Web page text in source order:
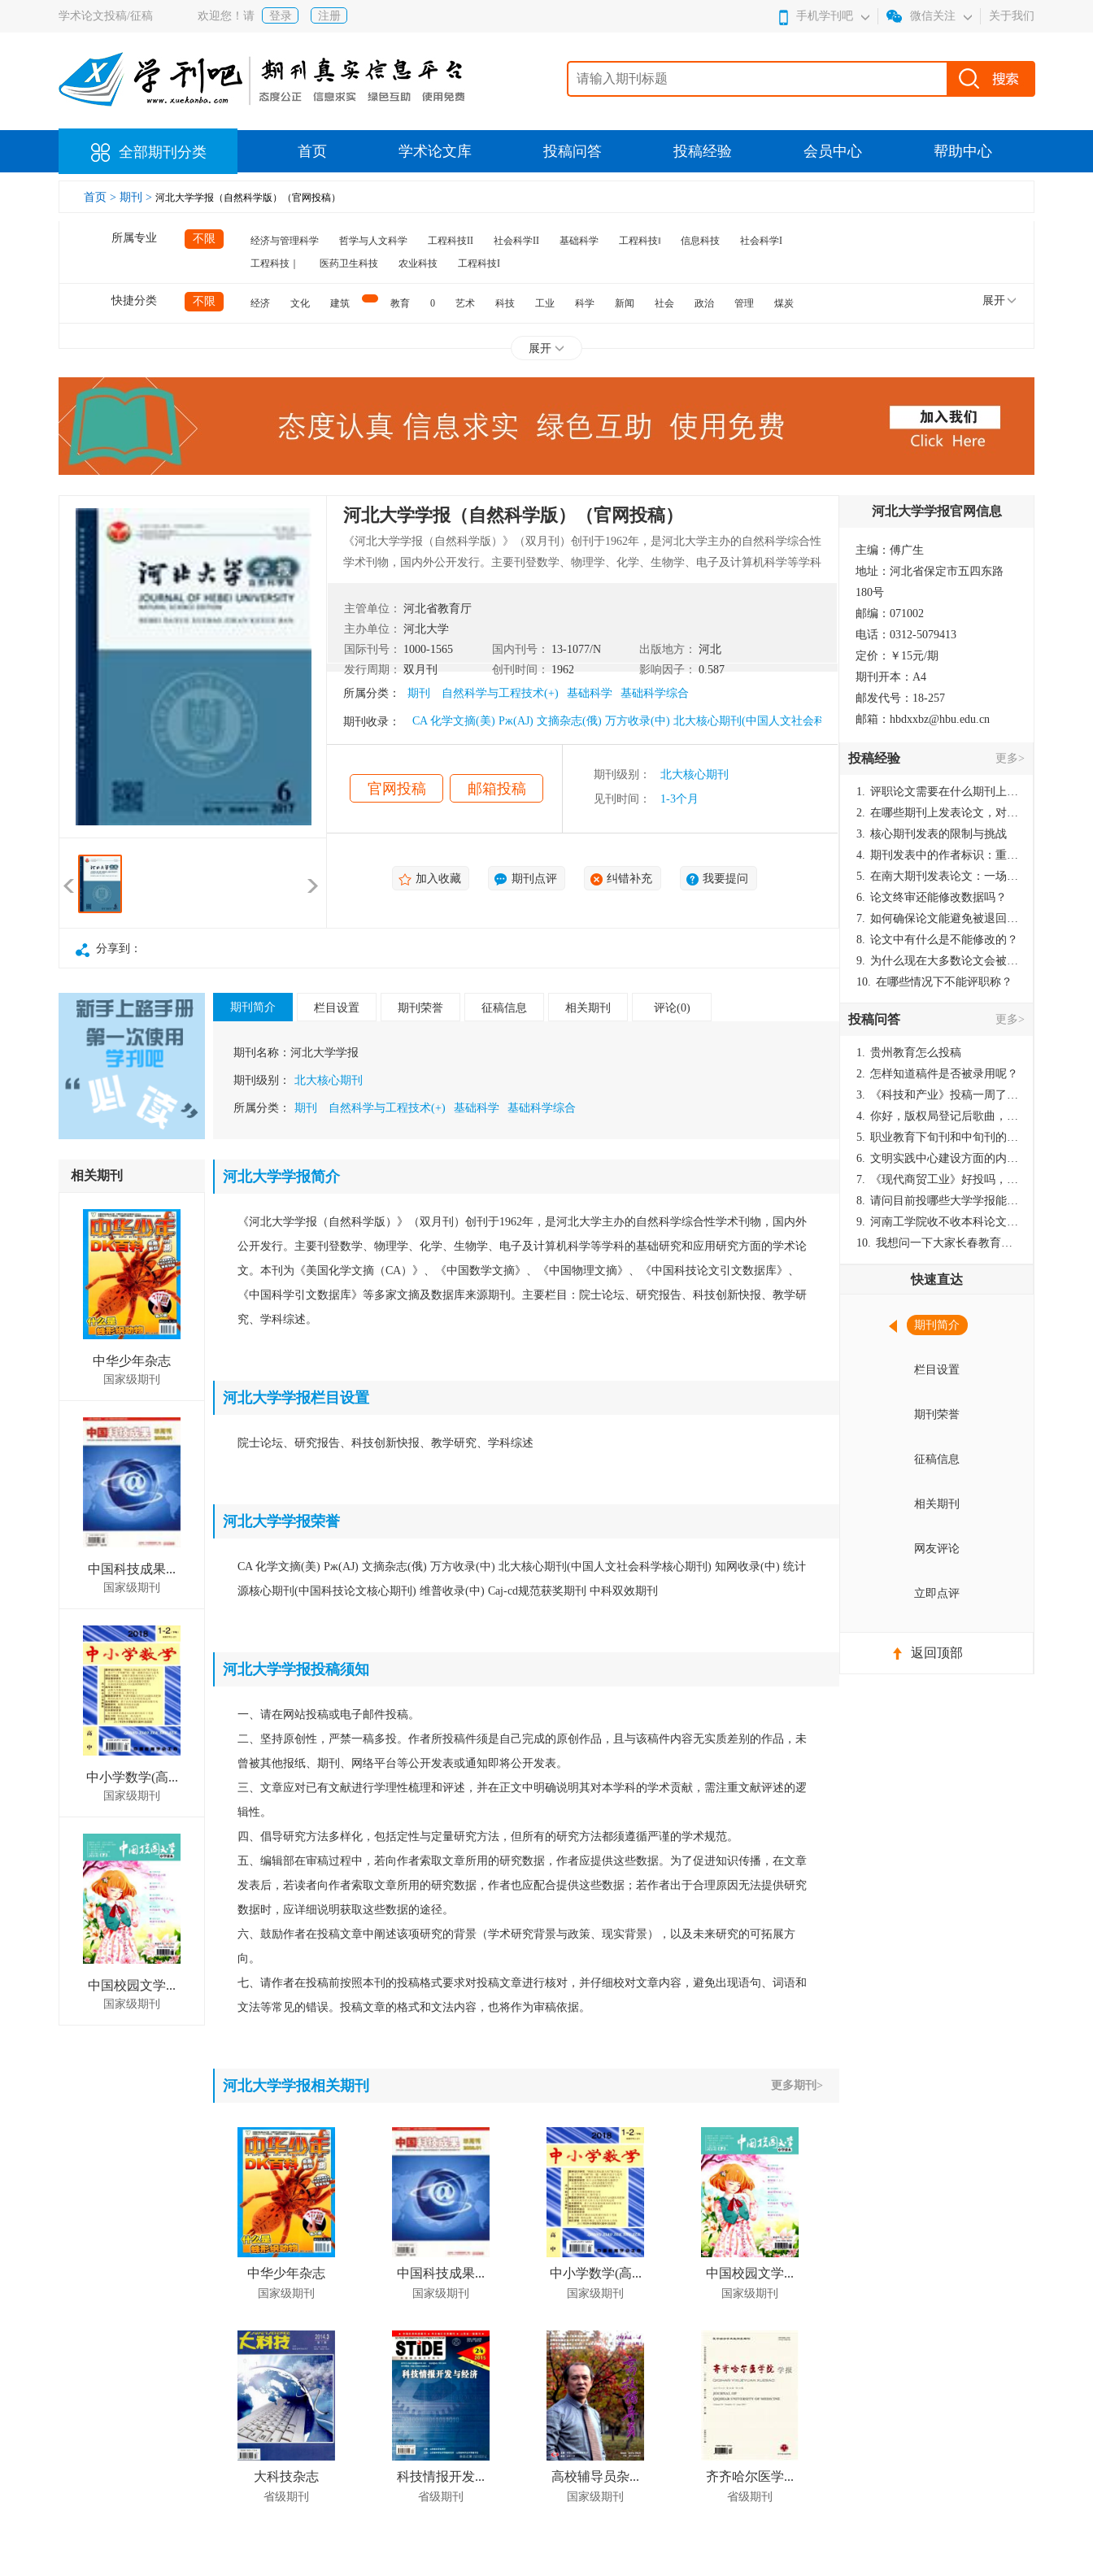
学术论文投稿/征稿 欢迎您！请 登录 注册 手机学刊吧 微信关注 关于我们
全部期刊分类 首页 学术论文库 投稿问答 投稿经验 会员中心 帮助中心
首页 > 期刊 > 河北大学学报（自然科学版）（官网投稿）
所属专业 不限 经济与管理科学 哲学与人文科学 工程科技II 社会科学II 基础科学 工程科技‖ 信息科技
社会科学I
工程科技｜
医药卫生科技 农业科技 工程科技I
快捷分类 不限 经济 文化 建筑 教育 0 艺术 科技 工业 科学 新闻 社会 政治 管理
煤炭
展开
展开
河北大学学报（自然科学版）（官网投稿）
《河北大学学报（自然科学版）》（双月刊）创刊于1962年，是河北大学主办的自然科学综合性
学术刊物，国内外公开发行。主要刊登数学、物理学、化学、生物学、电子及计算机科学等学科
摘》、《中国物理文摘》、《中国科技论文引文数据库》、《中国科学引文数据库》等多家文摘
及数据库来源期刊。主要栏目：院士论坛、研究报告、科技创新快报、教学研究、学科综述。
主管单位： 河北省教育厅
主办单位： 河北大学
国际刊号：
1000-1565 国内刊号： 13-1077/N 出版地方：
河北
发行周期： 双月刊 创刊时间： 1962 影响因子：
0.587
所属分类：
期刊 自然科学与工程技术(+) 基础科学 基础科学综合
期刊收录： CA 化学文摘(美) Pж(AJ) 文摘杂志(俄) 万方收录(中) 北大核心期刊(中国人文社会科学核心期刊) 知网收录(中) 统计源核心期刊(中国科技
官网投稿 邮箱投稿
期刊级别：
北大核心期刊
见刊时间：
1-3个月
加入收藏 期刊点评 纠错补充 我要提问
分享到：
相关期刊
中华少年杂志
国家级期刊
中国科技成果...
国家级期刊
中小学数学(高...
国家级期刊
中国校园文学...
国家级期刊
期刊简介 栏目设置 期刊荣誉 征稿信息 相关期刊 评论(0)
期刊名称： 河北大学学报
期刊级别： 北大核心期刊
所属分类： 期刊 自然科学与工程技术(+) 基础科学 基础科学综合
河北大学学报简介
《河北大学学报（自然科学版）》（双月刊）创刊于1962年，是河北大学主办的自然科学综合性学术刊物，国内外
公开发行。主要刊登数学、物理学、化学、生物学、电子及计算机科学等学科的基础研究和应用研究方面的学术论
文。本刊为《美国化学文摘（CA）》、《中国数学文摘》、《中国物理文摘》、《中国科技论文引文数据库》、
《中国科学引文数据库》等多家文摘及数据库来源期刊。主要栏目：院士论坛、研究报告、科技创新快报、教学研
究、学科综述。
河北大学学报栏目设置
院士论坛、研究报告、科技创新快报、教学研究、学科综述
河北大学学报荣誉
CA 化学文摘(美) Pж(AJ) 文摘杂志(俄) 万方收录(中) 北大核心期刊(中国人文社会科学核心期刊) 知网收录(中) 统计
源核心期刊(中国科技论文核心期刊) 维普收录(中) Caj-cd规范获奖期刊 中科双效期刊
河北大学学报投稿须知
一、请在网站投稿或电子邮件投稿。
二、坚持原创性，严禁一稿多投。作者所投稿件须是自己完成的原创作品，且与该稿件内容无实质差别的作品，未
曾被其他报纸、期刊、网络平台等公开发表或通知即将公开发表。
三、文章应对已有文献进行学理性梳理和评述，并在正文中明确说明其对本学科的学术贡献，需注重文献评述的逻
辑性。
四、倡导研究方法多样化，包括定性与定量研究方法，但所有的研究方法都须遵循严谨的学术规范。
五、编辑部在审稿过程中，若向作者索取文章所用的研究数据，作者应提供这些数据。为了促进知识传播，在文章
发表后，若读者向作者索取文章所用的研究数据，作者也应配合提供这些数据；若作者出于合理原因无法提供研究
数据时，应详细说明获取这些数据的途径。
六、鼓励作者在投稿文章中阐述该项研究的背景（学术研究背景与政策、现实背景），以及未来研究的可拓展方
向。
七、请作者在投稿前按照本刊的投稿格式要求对投稿文章进行核对，并仔细校对文章内容，避免出现语句、词语和
文法等常见的错误。投稿文章的格式和文法内容，也将作为审稿依据。
河北大学学报相关期刊 更多期刊>
中华少年杂志
国家级期刊
中国科技成果...
国家级期刊
中小学数学(高...
国家级期刊
中国校园文学...
国家级期刊
大科技杂志
省级期刊
科技情报开发...
省级期刊
高校辅导员杂...
国家级期刊
齐齐哈尔医学...
省级期刊
河北大学学报官网信息
主编：傅广生
地址：河北省保定市五四东路
180号
邮编：071002
电话：0312-5079413
定价：￥15元/期
期刊开本：A4
邮发代号：18-257
邮箱：hbdxxbz@hbu.edu.cn
投稿经验 更多>
1. 评职论文需要在什么期刊上发表？
2. 在哪些期刊上发表论文，对考研有优势？
3. 核心期刊发表的限制与挑战
4. 期刊发表中的作者标识：重要性与实践
5. 在南大期刊发表论文：一场知识探索与学术成就的旅程
6. 论文终审还能修改数据吗？
7. 如何确保论文能避免被退回：关键条件与策略
8. 论文中有什么是不能修改的？
9. 为什么现在大多数论文会被评判为AI撰写？（深度剖析查重机制下的困境与出路）
10. 在哪些情况下不能评职称？
投稿问答 更多>
1. 贵州教育怎么投稿
2. 怎样知道稿件是否被录用呢？
3.
《科技和产业》投稿一周了仍是“已发回执”状态，这是什么意思？什么时候外审？
4. 你好，版权局登记后歌曲，这里能否发表
5. 职业教育下旬刊和中旬刊的国内刊号一样，他们有什么区别，两本刊物都是真的吗？
6. 文明实践中心建设方面的内容适合那种期刊
7.
《现代商贸工业》好投吗，版面费多少？
8. 请问目前投哪些大学学报能较快出刊啊
9. 河南工学院收不收本科论文呀？
10. 我想问一下大家长春教育学院学报是本科学报吗？
快速直达
期刊简介
栏目设置
期刊荣誉
征稿信息
相关期刊
网友评论
立即点评
返回顶部